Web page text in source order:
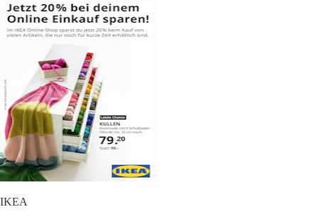
IKEA